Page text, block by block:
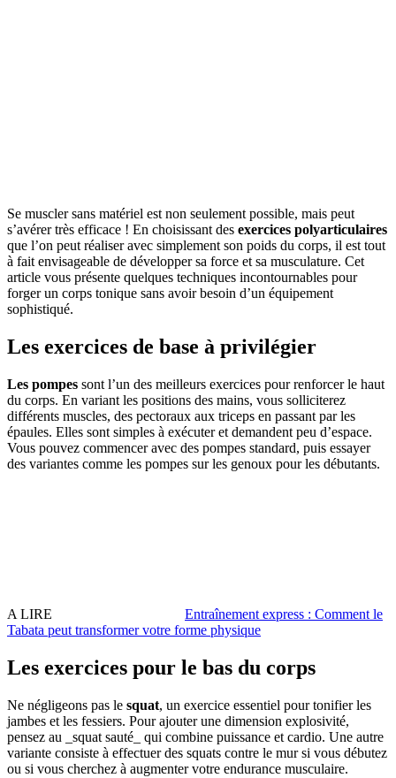
Se muscler sans matériel est non seulement possible, mais peut
s’avérer très efficace ! En choisissant des exercices polyarticulaires
que l’on peut réaliser avec simplement son poids du corps, il est tout
à fait envisageable de développer sa force et sa musculature. Cet
article vous présente quelques techniques incontournables pour
forger un corps tonique sans avoir besoin d’un équipement
sophistiqué.
Les exercices de base à privilégier
Les pompes sont l’un des meilleurs exercices pour renforcer le haut
du corps. En variant les positions des mains, vous solliciterez
différents muscles, des pectoraux aux triceps en passant par les
épaules. Elles sont simples à exécuter et demandent peu d’espace.
Vous pouvez commencer avec des pompes standard, puis essayer
des variantes comme les pompes sur les genoux pour les débutants.
A LIRE
Entraînement express : Comment le
Tabata peut transformer votre forme physique
Les exercices pour le bas du corps
Ne négligeons pas le squat, un exercice essentiel pour tonifier les
jambes et les fessiers. Pour ajouter une dimension explosivité,
pensez au _squat sauté_ qui combine puissance et cardio. Une autre
variante consiste à effectuer des squats contre le mur si vous débutez
ou si vous cherchez à augmenter votre endurance musculaire.